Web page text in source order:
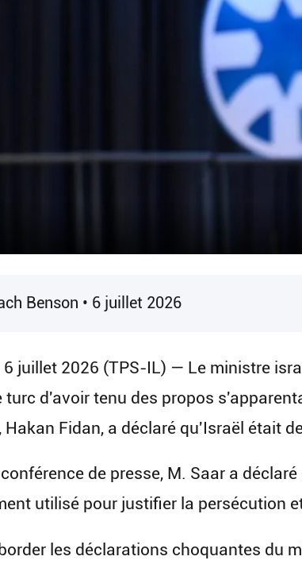
Benson • 6 juillet 2026
juillet 2026 (TPS-IL) — Le ministre
turc d'avoir tenu des propos
Hakan Fidan, a déclaré qu'Israël était
de presse, M. Saar a
utilisé pour justifier la persécution
les déclarations choquantes du